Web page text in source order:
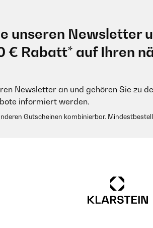
unseren Newsletter
€ Rabatt* auf Ihren
Newsletter an und gehören Sie zu
informiert werden.
Gutscheinen kombinierbar.